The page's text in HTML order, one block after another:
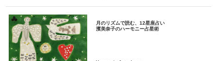
月のリズムで読む、12星座占い